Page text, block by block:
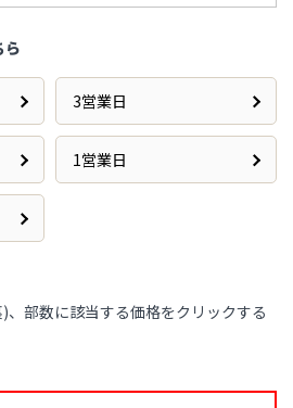
ら
3営業日
1営業日
、部数に該当する価格をクリックする